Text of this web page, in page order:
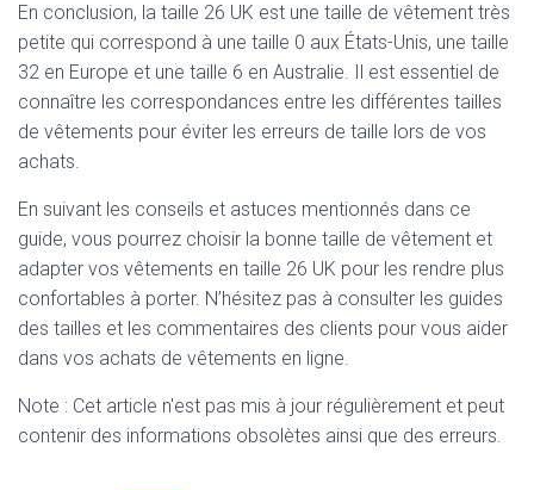
En conclusion, la taille 26 UK est une taille de vêtement très
petite qui correspond à une taille 0 aux États-Unis, une taille
32 en Europe et une taille 6 en Australie. Il est essentiel de
connaître les correspondances entre les différentes tailles
de vêtements pour éviter les erreurs de taille lors de vos
achats.
En suivant les conseils et astuces mentionnés dans ce
guide, vous pourrez choisir la bonne taille de vêtement et
adapter vos vêtements en taille 26 UK pour les rendre plus
confortables à porter. N’hésitez pas à consulter les guides
des tailles et les commentaires des clients pour vous aider
dans vos achats de vêtements en ligne.
Note : Cet article n'est pas mis à jour régulièrement et peut
contenir des informations obsolètes ainsi que des erreurs.